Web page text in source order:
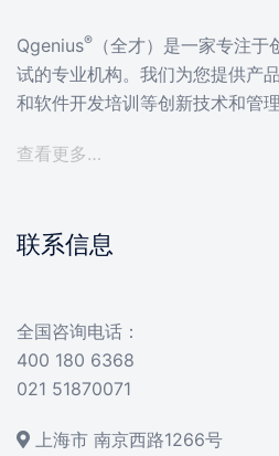
Qgenius®
（全才）是一家专注
试的专业机构。我们为您提供产
和软件开发培训等创新技术和管理
查看更多…
联系信息
全国咨询电话：
400 180 6368
021 51870071
上海市 南京西路1266号